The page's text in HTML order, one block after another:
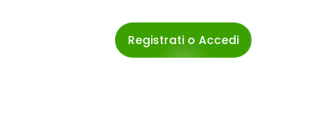
Registrati o Accedi